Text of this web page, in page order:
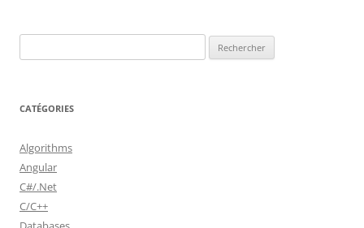
CATÉGORIES
Algorithms
Angular
C#/.Net
C/C++